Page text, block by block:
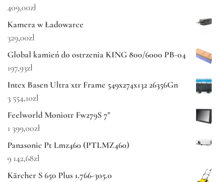
409,00zł
Kamera w Ładowarce
329,00zł
Global kamień do ostrzenia KING 800/6000 PB-04
197,93zł
Intex Basen Ultra xtr Frame 549x274x132 26356Gn
3 554,10zł
Feelworld Moniotr Fw279S 7"
1 399,00zł
Panasonic Pt Lmz460 (PTLMZ460)
9 142,68zł
Kärcher S 650 Plus 1.766-305.0